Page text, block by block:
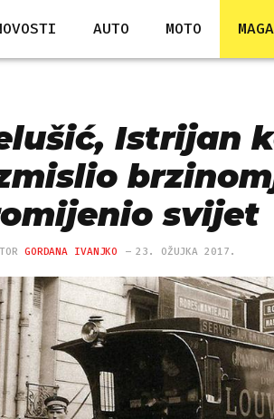
AUTO MOTO
Istrijan
svijet
GORDANA IVANJKO 23. OŽUJKA 2017.